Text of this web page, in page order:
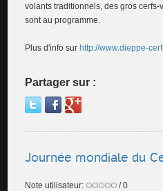
volants traditionnels, des gros
sont au programme.
Plus d'info surhttp://www.dieppe-
Partager sur :
Journée mondiale du
Note utilisateur: / 0